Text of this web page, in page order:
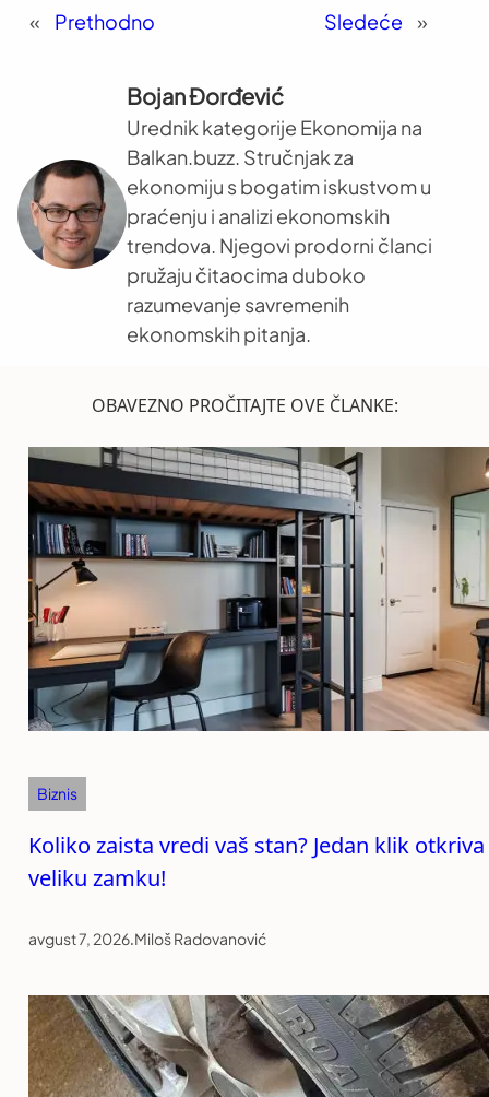
« Prethodno Sledeće »
Bojan Đorđević
Urednik kategorije Ekonomija na
Balkan.buzz. Stručnjak za
ekonomiju s bogatim iskustvom u
praćenju i analizi ekonomskih
trendova. Njegovi prodorni članci
pružaju čitaocima duboko
razumevanje savremenih
ekonomskih pitanja.
OBAVEZNO PROČITAJTE OVE ČLANKE:
Biznis
Koliko zaista vredi vaš stan? Jedan klik
veliku zamku!
avgust 7, 2026.Miloš Radovanović